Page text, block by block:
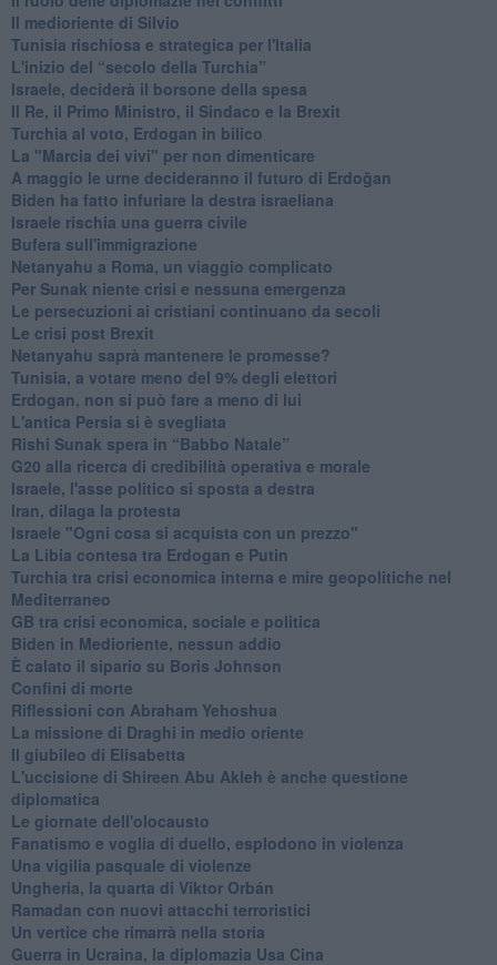
Il medioriente di Silvio
Tunisia rischiosa e strategica per l'Italia
L'inizio del “secolo della Turchia”
Israele, deciderà il borsone della spesa
Il Re, il Primo Ministro, il Sindaco e la Brexit
Turchia al voto, Erdogan in bilico
La "Marcia dei vivi" per non dimenticare
A maggio le urne decideranno il futuro di Erdoğan
Biden ha fatto infuriare la destra israeliana
Israele rischia una guerra civile
Bufera sull'immigrazione
Netanyahu a Roma, un viaggio complicato
Per Sunak niente crisi e nessuna emergenza
Le persecuzioni ai cristiani continuano da secoli
Le crisi post Brexit
Netanyahu saprà mantenere le promesse?
Tunisia, a votare meno del 9% degli elettori
Erdogan, non si può fare a meno di lui
L'antica Persia si è svegliata
Rishi Sunak spera in “Babbo Natale”
G20 alla ricerca di credibilità operativa e morale
Israele, l'asse politico si sposta a destra
Iran, dilaga la protesta
Israele "Ogni cosa si acquista con un prezzo"
La Libia contesa tra Erdogan e Putin
Turchia tra crisi economica interna e mire geopolitiche nel
Mediterraneo
GB tra crisi economica, sociale e politica
Biden in Medioriente, nessun addio
È calato il sipario su Boris Johnson
Confini di morte
Riflessioni con Abraham Yehoshua
La missione di Draghi in medio oriente
Il giubileo di Elisabetta
L'uccisione di Shireen Abu Akleh è anche questione
diplomatica
Le giornate dell'olocausto
Fanatismo e voglia di duello, esplodono in violenza
Una vigilia pasquale di violenze
Ungheria, la quarta di Viktor Orbán
Ramadan con nuovi attacchi terroristici
Un vertice che rimarrà nella storia
Guerra in Ucraina, la diplomazia Usa Cina